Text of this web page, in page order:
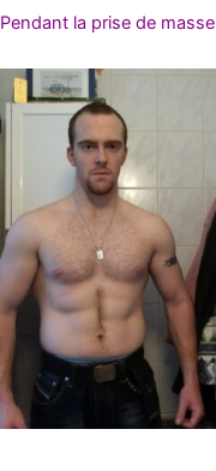
Pendant la prise de masse